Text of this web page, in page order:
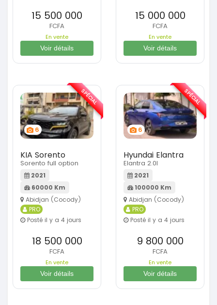
15 500 000
FCFA
En vente
Voir détails
15 000 000
FCFA
En vente
Voir détails
6
KIA Sorento
Sorento full option
2021
60000 Km
Abidjan (Cocody)
PRO
Posté il y a 4 jours
18 500 000
FCFA
En vente
Voir détails
SPÉCIAL
6
Hyundai Elantra
Elantra 2.0l
2021
100000 Km
Abidjan (Cocody)
PRO
Posté il y a 4 jours
9 800 000
FCFA
En vente
Voir détails
SPÉCIAL